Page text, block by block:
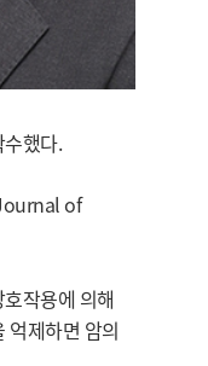
했다.
of
작용에 의해
억제하면 암의